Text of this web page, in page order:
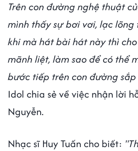
Trên con đường nghệ thuật
mình thấy sự bơi vơi, lạc lõng
khi mà hát bài hát này thì
mãnh liệt, làm sao để có thể
bước tiếp trên con đường
Idol chia sẻ về việc nhận lời
Nguyễn.
Nhạc sĩ Huy Tuấn cho biết: